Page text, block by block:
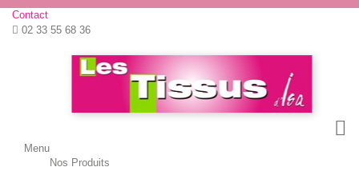
Contact
02 33 55 68 36
Menu
Nos Produits